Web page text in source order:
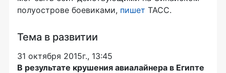
полуострове боевиками, пишет ТАСС.
Тема в развитии
31 октября 2015г., 13:45
В результате крушения авиалайнера в Египте